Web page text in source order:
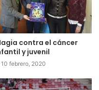
1048977762088878
1048978629231857
contra el cáncer
y juvenil
10 febrero, 2020